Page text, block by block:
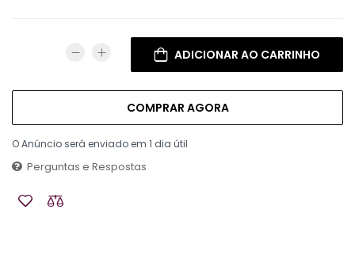
ADICIONAR AO CARRINHO
COMPRAR AGORA
O Anúncio será enviado em 1 dia útil
Perguntas e Respostas